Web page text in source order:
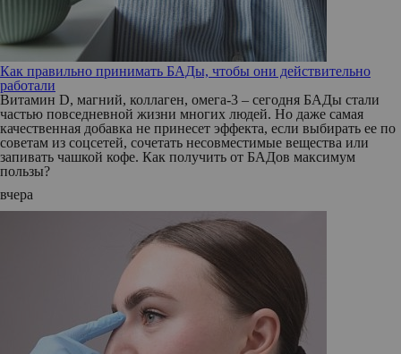
Как правильно принимать БАДы, чтобы они действительно
работали
Витамин D, магний, коллаген, омега-3 – сегодня БАДы стали
частью повседневной жизни многих людей. Но даже самая
качественная добавка не принесет эффекта, если выбирать ее по
советам из соцсетей, сочетать несовместимые вещества или
запивать чашкой кофе. Как получить от БАДов максимум
пользы?
вчера